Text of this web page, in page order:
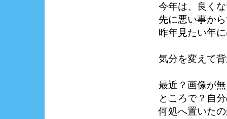
今年は、良く
先に悪い事か
昨年見たい年
気分を変えて
最近？画像が
ところで？自
何処へ置いた